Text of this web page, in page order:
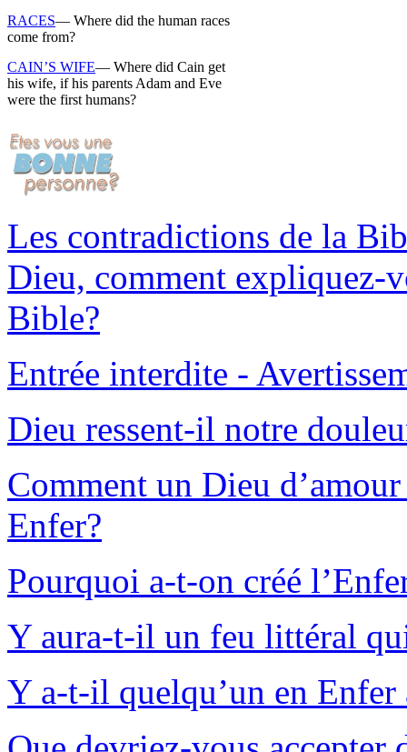
RACES— Where did the human races
come from?
CAIN’S WIFE— Where did Cain get
his wife, if his parents Adam and Eve
were the first humans?
Les contradictions de la
Dieu, comment expliquez-
Bible?
Entrée interdite -
Dieu ressent-il notre
Comment un Dieu
Enfer?
Pourquoi a-t-on créé
Y aura-t-il un feu littéral
Y a-t-il quelqu’un en Enfer